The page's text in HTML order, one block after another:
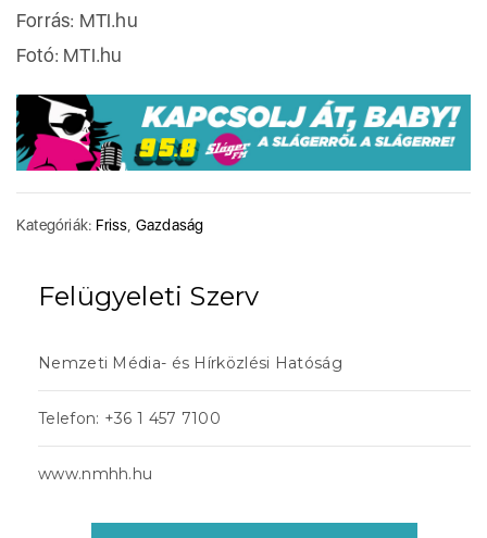
Forrás: MTI.hu
Fotó: MTI.hu
Kategóriák: Friss Gazdaság
Felügyeleti Szerv
Nemzeti Média- és Hírközlési Hatóság
Telefon: +36 1 457 7100
www.nmhh.hu